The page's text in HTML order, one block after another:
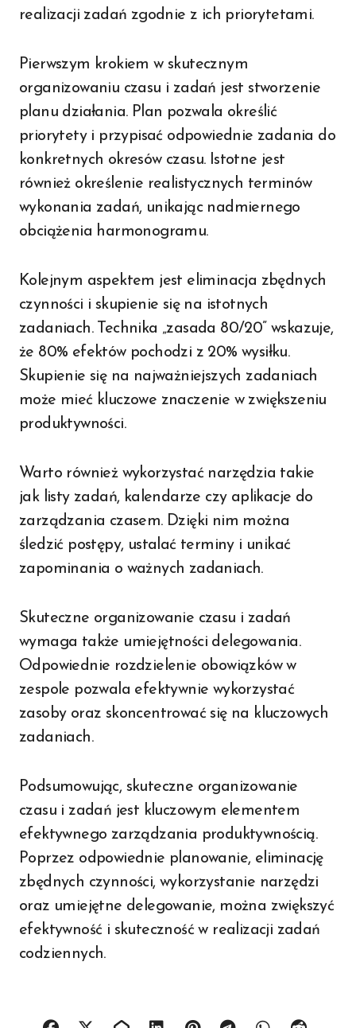
realizacji zadań zgodnie z ich priorytetami.
Pierwszym krokiem w skutecznym
organizowaniu czasu i zadań jest stworzenie
planu działania. Plan pozwala określić
priorytety i przypisać odpowiednie zadania do
konkretnych okresów czasu. Istotne jest
również określenie realistycznych terminów
wykonania zadań, unikając nadmiernego
obciążenia harmonogramu.
Kolejnym aspektem jest eliminacja zbędnych
czynności i skupienie się na istotnych
zadaniach. Technika „zasada 80/20” wskazuje,
że 80% efektów pochodzi z 20% wysiłku.
Skupienie się na najważniejszych zadaniach
może mieć kluczowe znaczenie w zwiększeniu
produktywności.
Warto również wykorzystać narzędzia takie
jak listy zadań, kalendarze czy aplikacje do
zarządzania czasem. Dzięki nim można
śledzić postępy, ustalać terminy i unikać
zapominania o ważnych zadaniach.
Skuteczne organizowanie czasu i zadań
wymaga także umiejętności delegowania.
Odpowiednie rozdzielenie obowiązków w
zespole pozwala efektywnie wykorzystać
zasoby oraz skoncentrować się na kluczowych
zadaniach.
Podsumowując, skuteczne organizowanie
czasu i zadań jest kluczowym elementem
efektywnego zarządzania produktywnością.
Poprzez odpowiednie planowanie, eliminację
zbędnych czynności, wykorzystanie narzędzi
oraz umiejętne delegowanie, można zwiększyć
efektywność i skuteczność w realizacji zadań
codziennych.